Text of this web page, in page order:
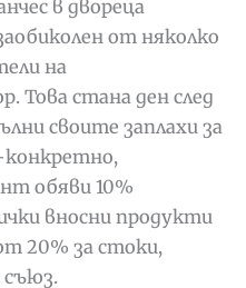
в двореца
от няколко
на
Това стана ден след
своите заплахи за
обяви 10%
вносни продукти
20% за стоки,
съюз.